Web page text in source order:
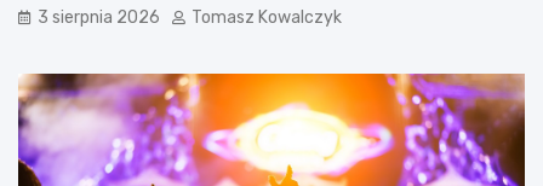
3 sierpnia 2026 Tomasz Kowalczyk